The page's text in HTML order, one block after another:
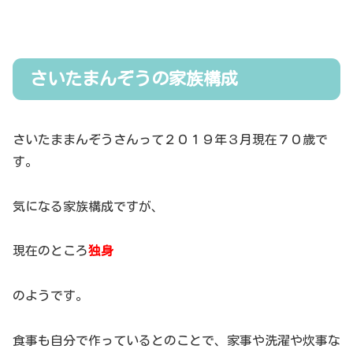
さいたまんぞうの家族構成
さいたままんぞうさんって２０１９年３月現在７０歳で
す。
気になる家族構成ですが、
現在のところ独身
のようです。
食事も自分で作っているとのことで、家事や洗濯や炊事な